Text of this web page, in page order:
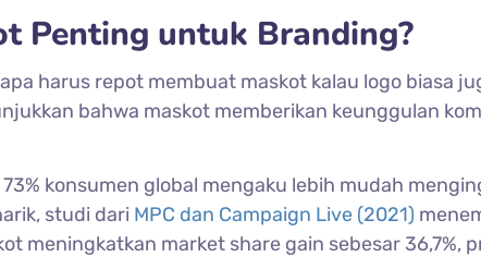
Penting untuk Branding?
harus repot membuat maskot kalau logo biasa
bahwa maskot memberikan keunggulan
73% konsumen global mengaku lebih mudah
studi dari MPC dan Campaign Live (2021)
meningkatkan market share gain sebesar 36,7%,